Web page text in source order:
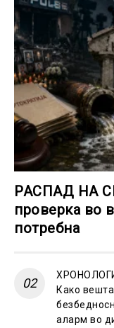
РАСПАД НА
проверка во
потребна
Како
аларм во